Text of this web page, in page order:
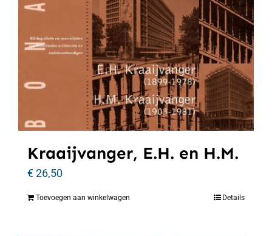
Kraaijvanger, E.H. en H.M.
€26,50
Toevoegen aan winkelwagen Details